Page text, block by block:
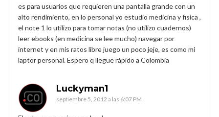
es para usuarios que requieren una pantalla grande con un
alto rendimiento, en lo personal yo estudio medicina y fisica ,
el note 1 lo utilizo para tomar notas (no utilizo cuadernos)
leer ebooks (en medicina se lee mucho) navegar por
internet y en mis ratos libre juego un poco jeje, es como mi
laptor personal. Espero q llegue rápido a Colombia
Luckyman1
septiembre 5, 2012 a las 6:07 PM